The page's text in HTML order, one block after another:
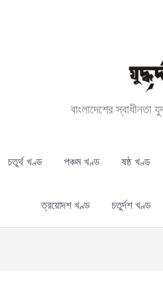
বাংলাদেশের
চতুর্থ খণ্ড পঞ্চম খণ্ড ষষ্ঠ খণ্ড
ত্রয়োদশ খণ্ড চতুর্দশ খণ্ড